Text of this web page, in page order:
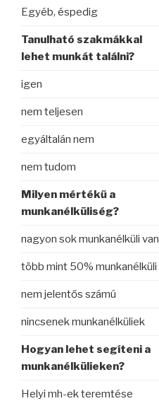
Egyéb, éspedig
Tanulható szakmákkal
lehet munkát találni?
igen
nem teljesen
egyáltalán nem
nem tudom
Milyen mértékű a
munkanélküliség?
nagyon sok munkanélküli van
több mint 50% munkanélküli
nem jelentős számú
nincsenek munkanélküliek
Hogyan lehet segíteni a
munkanélkülieken?
Helyi mh-ek teremtése